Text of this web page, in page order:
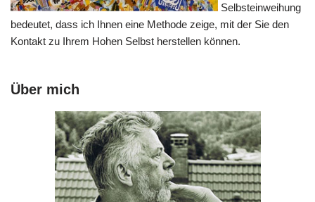
Selbsteinweihung
bedeutet, dass ich Ihnen eine Methode zeige, mit der Sie den
Kontakt zu Ihrem Hohen Selbst herstellen können.
Über mich